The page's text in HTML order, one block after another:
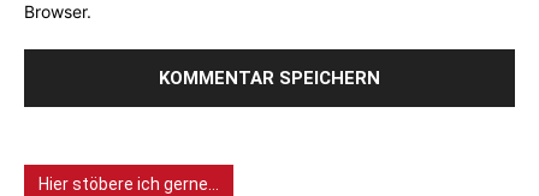
Browser.
Hier stöbere ich gerne…